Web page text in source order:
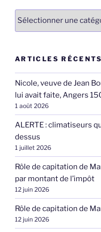
Catégories
ARTICLES RÉCENTS
Nicole, veuve de Jean
lui avait faite, Angers
1 août 2026
ALERTE : climatiseurs
dessus
1 juillet 2026
Rôle de capitation de
par montant de l’impôt
12 juin 2026
Rôle de capitation de
12 juin 2026